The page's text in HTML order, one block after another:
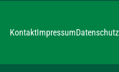
KontaktImpressumDatenschutz